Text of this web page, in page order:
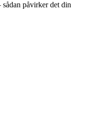
påvirker det din